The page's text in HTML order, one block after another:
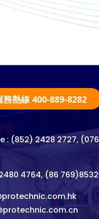
務熱線 400-889-8282
: (852) 2428 2727,
4764, (86